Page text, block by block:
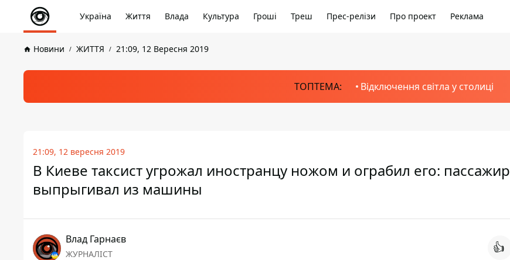
Україна Життя Влада Культура Гроші Треш Прес-релізи Про проект Реклама
Новини ЖИТТЯ 21:09, 12 Вересня 2019
ТОПТЕМА: Відключення світла у столиці
21:09, 12 вересня 2019
В Киеве таксист угрожал иностранцу ножом и ограбил его: пассажир
выпрыгивал из машины
Влад Гарнаєв
ЖУРНАЛІСТ 👍